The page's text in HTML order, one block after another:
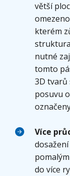
větší
kterém
nutné
tomto
3D tvarů
posuvu
Více
do více